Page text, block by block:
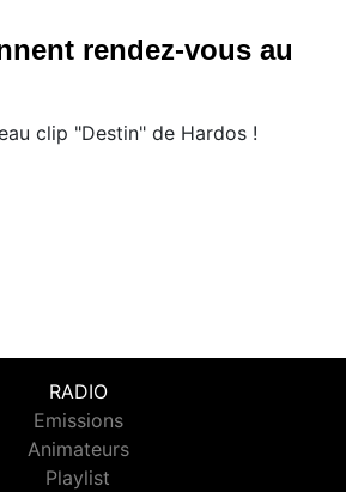
rendez-vous au
clip "Destin" de Hardos !
RADIO
Emissions
Animateurs
Playlist